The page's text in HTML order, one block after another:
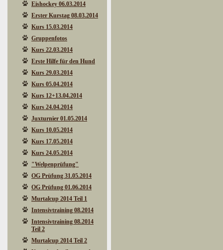
Eishockey 06.03.2014
Erster Kurstag 08.03.2014
Kurs 15.03.2014
Gruppenfotos
Kurs 22.03.2014
Erste Hilfe für den Hund
Kurs 29.03.2014
Kurs 05.04.2014
Kurs 12+13.04.2014
Kurs 24.04.2014
Juxturnier 01.05.2014
Kurs 10.05.2014
Kurs 17.05.2014
Kurs 24.05.2014
"Welpenprüfung"
OG Prüfung 31.05.2014
OG Prüfung 01.06.2014
Murtalcup 2014 Teil 1
Intensivtraining 08.2014
Intensivtraining 08.2014
Teil 2
Murtalcup 2014 Teil 2